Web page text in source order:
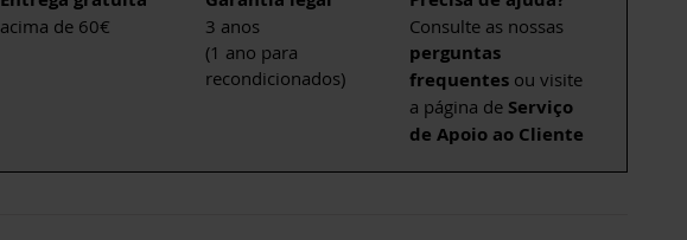
acima de 60€
3 anos
(1 ano para
recondicionados)
Consulte as nossas
perguntas
frequentes ou visite
a página de Serviço
de Apoio ao Cliente